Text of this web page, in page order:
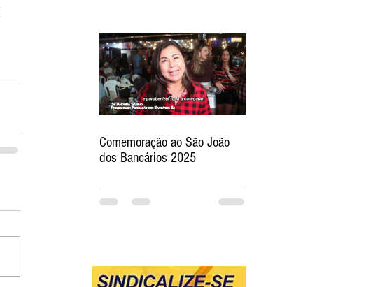
Comemoração ao São João
dos Bancários 2025